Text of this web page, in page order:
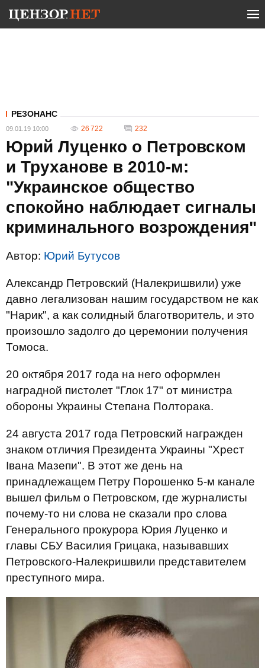
РЕЗОНАНС
09.01.19 10:00 26 722 232
Юрий Луценко о Петровском
и Труханове в 2010-м:
"Украинское общество
спокойно наблюдает сигналы
криминального возрождения"
Автор: Юрий Бутусов
Александр Петровский (Налекришвили) уже
давно легализован нашим государством не как
"Нарик", а как солидный благотворитель, и это
произошло задолго до церемонии получения
Томоса.
20 октября 2017 года на него оформлен
наградной пистолет "Глок 17" от министра
обороны Украины Степана Полторака.
24 августа 2017 года Петровский награжден
знаком отличия Президента Украины "Хрест
Івана Мазепи". В этот же день на
принадлежащем Петру Порошенко 5-м канале
вышел фильм о Петровском, где журналисты
почему-то ни слова не сказали про слова
Генерального прокурора Юрия Луценко и
главы СБУ Василия Грицака, называвших
Петровского-Налекришвили представителем
преступного мира.